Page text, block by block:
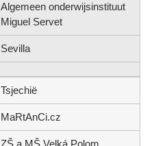
Algemeen onderwijsinstituut
Miguel Servet
Sevilla
Tsjechië
MaRtAnCi.cz